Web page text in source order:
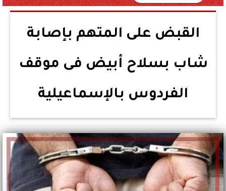
القبض على المتهم بإصابة
شاب بسلاح أبيض فى موقف
الفردوس بالإسماعيلية